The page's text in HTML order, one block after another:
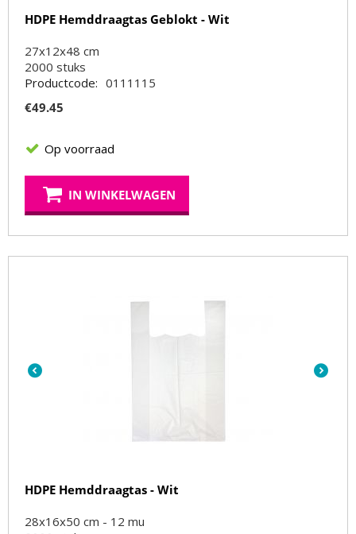
HDPE Hemddraagtas Geblokt - Wit
27x12x48 cm
2000 stuks
Productcode: 0111115
€49.45
Op voorraad
IN WINKELWAGEN
HDPE Hemddraagtas - Wit
28x16x50 cm - 12 mu